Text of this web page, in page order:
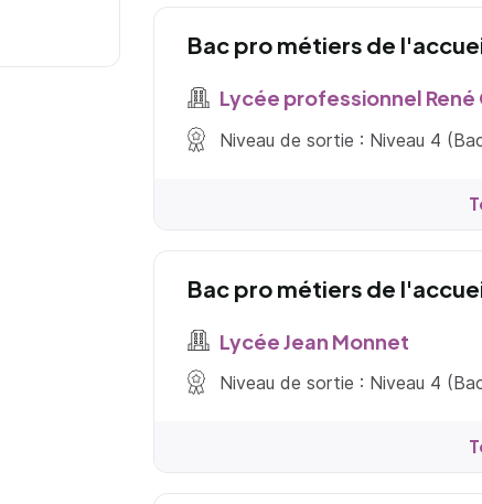
Bac pro métiers de
Lycée professionnel René
Niveau de sortie : Niveau 4
Bac pro métiers de
Lycée Jean Monnet
Niveau de sortie : Niveau 4